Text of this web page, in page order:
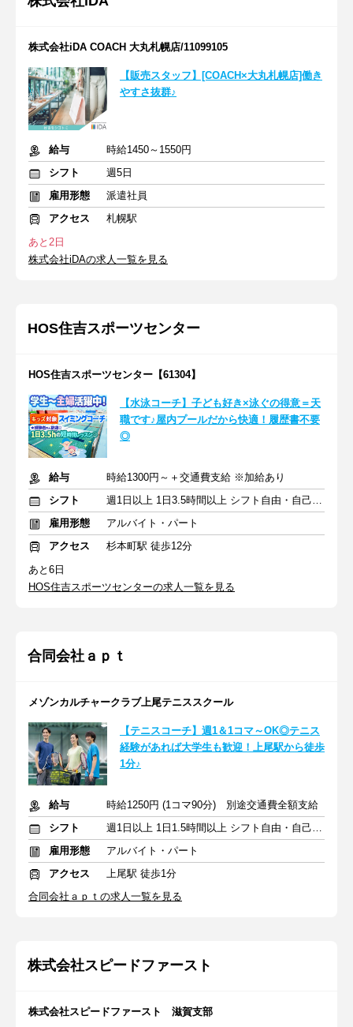
株式会社iDA COACH 大丸札幌店/11099105
【販売スタッフ】[COACH×大丸札幌店]働き
やすさ抜群♪
給与
時給1450～1550円
シフト
週5日
雇用形態
派遣社員
アクセス
札幌駅
あと2日
株式会社iDAの求人一覧を見る
HOS住吉スポーツセンター
HOS住吉スポーツセンター【61304】
【水泳コーチ】子ども好き×泳ぐの得意＝天
職です♪屋内プールだから快適！履歴書不要
◎
給与
時給1300円～＋交通費支給 ※加給あり
シフト
週1日以上 1日3.5時間以上 シフト自由・自己申告
雇用形態
アルバイト・パート
アクセス
杉本町駅 徒歩12分
あと6日
HOS住吉スポーツセンターの求人一覧を見る
合同会社ａｐｔ
メゾンカルチャークラブ上尾テニススクール
【テニスコーチ】週1＆1コマ～OK◎テニス
経験があれば大学生も歓迎！上尾駅から徒歩
1分♪
給与
時給1250円 (1コマ90分) 別途交通費全額支給
シフト
週1日以上 1日1.5時間以上 シフト自由・自己申告
雇用形態
アルバイト・パート
アクセス
上尾駅 徒歩1分
合同会社ａｐｔの求人一覧を見る
株式会社スピードファースト
株式会社スピードファースト 滋賀支部